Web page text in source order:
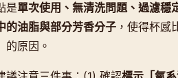
是單次使用、無清洗問題、過濾穩
的油脂與部分芳香分子 ，使得杯感
的原因。